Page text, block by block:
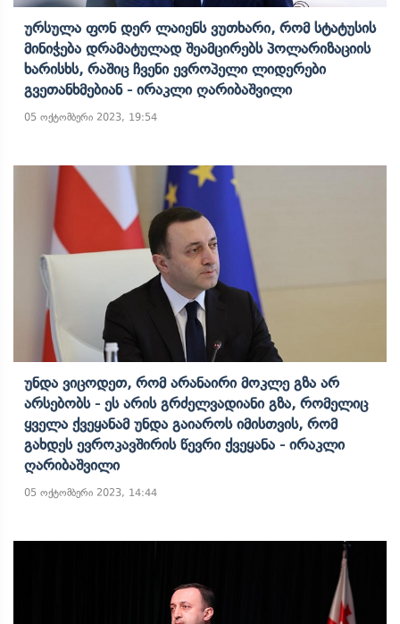
Ურსულა Ფონ Დერ Ლაიენს Ვუთხარი, Რომ Სტატუსის
Მინიჭება Დრამატულად Შეამცირებს Პოლარიზაციის
Ხარისხს, Რაშიც Ჩვენი Ევროპელი Ლიდერები
Გვეთანხმებიან - Ირაკლი Ღარიბაშვილი
05 ოქტომბერი 2023, 19:54
Უნდა Ვიცოდეთ, Რომ Არანაირი Მოკლე Გზა Არ
Არსებობს - Ეს Არის Გრძელვადიანი Გზა, Რომელიც
Ყველა Ქვეყანამ Უნდა Გაიაროს Იმისთვის, Რომ
Გახდეს Ევროკავშირის Წევრი Ქვეყანა - Ირაკლი
Ღარიბაშვილი
05 ოქტომბერი 2023, 14:44